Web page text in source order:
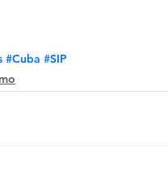
#Cuba #SIP